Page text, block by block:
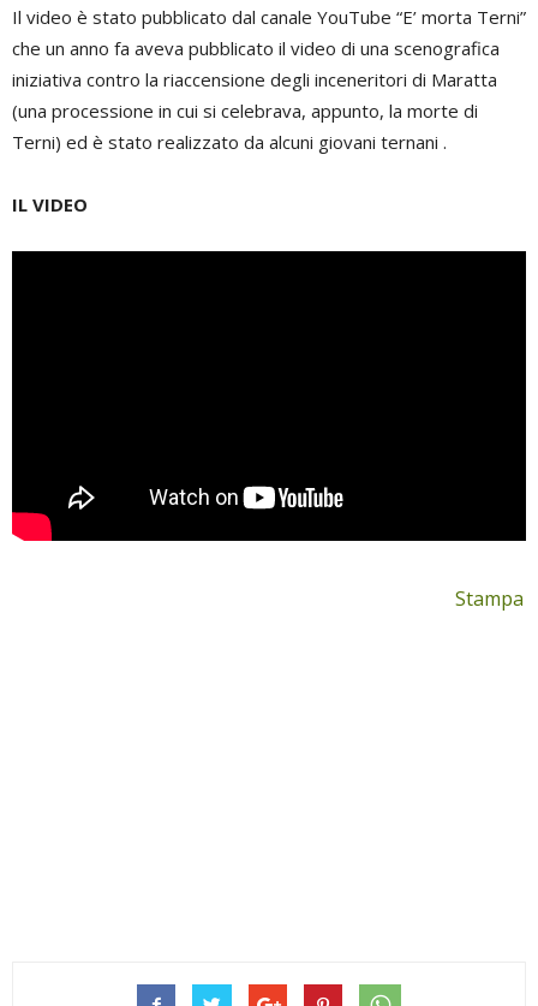
Il video è stato pubblicato dal canale YouTube “E’ morta Terni”
che un anno fa aveva pubblicato il video di una scenografica
iniziativa contro la riaccensione degli inceneritori di Maratta
(una processione in cui si celebrava, appunto, la morte di
Terni) ed è stato realizzato da alcuni giovani ternani .
IL VIDEO
Stampa